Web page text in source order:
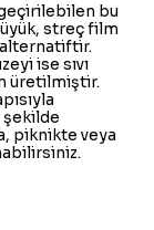
bu
streç film
ise sıvı
üretilmiştir.
şekilde
piknikte veya